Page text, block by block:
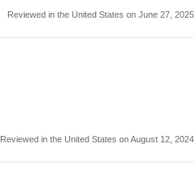
Reviewed in the United States on June 27, 2025
Reviewed in the United States on August 12, 2024